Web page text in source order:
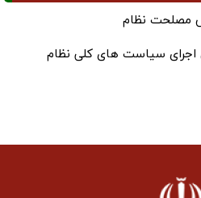
مصلحت نظام
اجرای سیاست های کلی نظام